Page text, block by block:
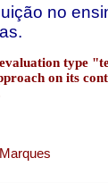
no
type
on its